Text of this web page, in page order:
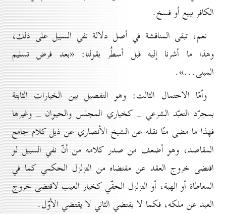
الكافر ببيع أو فسخ.
نعم، تبقى المناقشة في أصل دلالة نفي السبيل على ذلك،
وهذا ما أشرنا إليه قبل أسطُر بقولنا: «بعد فرض تسليم
المبنى...».
وأمّا الاحتمال الثالث: وهو التفصيل بين الخيارات الثابتة
بمجرّد التعبّد الشرعي _ كخياري المجلس والحيوان _ وغيرها
فهذا ما مضى منّا نقله عن الشيخ الأنصاري عن ذيل كلام جامع
المقاصد، وهو أضعف من صدر كلامه من أنّ نفي السبيل لو
اقتضى خروج العقد عن مقتضاه من التزلزل الحكمي كما في
المعاطاة أو الهبة، أو التزلزل الحقّي كخيار العيب لاقتضى خروج
العبد عن ملكه، فكما لا يقتضي الثاني لا يقتضي الأوّل.